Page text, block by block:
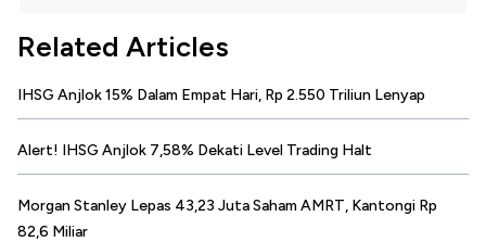
Related Articles
IHSG Anjlok 15% Dalam Empat Hari, Rp 2.550 Triliun Lenyap
Alert! IHSG Anjlok 7,58% Dekati Level Trading Halt
Morgan Stanley Lepas 43,23 Juta Saham AMRT, Kantongi Rp
82,6 Miliar